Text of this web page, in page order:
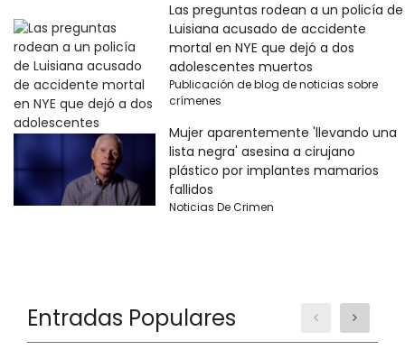
Las preguntas rodean a un policía de
Luisiana acusado de accidente
mortal en NYE que dejó a dos
adolescentes muertos
Publicación de blog de noticias sobre
crímenes
Mujer aparentemente 'llevando una
lista negra' asesina a cirujano
plástico por implantes mamarios
fallidos
Noticias De Crimen
Entradas Populares